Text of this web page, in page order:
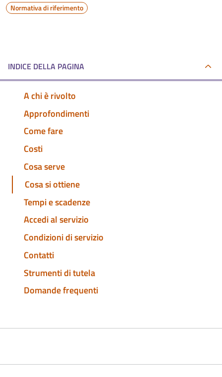
Normativa di riferimento
INDICE DELLA PAGINA
A chi è rivolto
Approfondimenti
Come fare
Costi
Cosa serve
Cosa si ottiene
Tempi e scadenze
Accedi al servizio
Condizioni di servizio
Contatti
Strumenti di tutela
Domande frequenti